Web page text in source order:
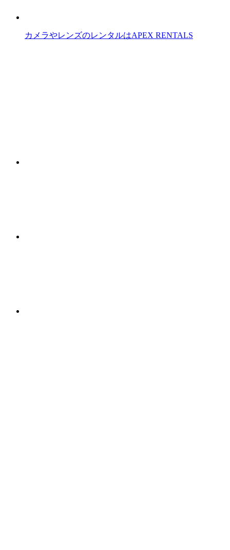
カメラやレンズのレンタルはAPEX RENTALS